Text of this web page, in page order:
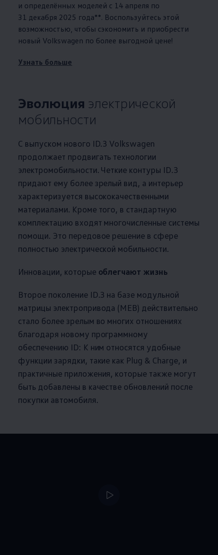
и определённых моделей с 14 апреля по
31 декабря 2025 года**. Воспользуйтесь этой
возможностью, чтобы сэкономить и приобрести
новый Volkswagen по более выгодной цене!
Узнать больше
Эволюция электрической
мобильности
С выпуском нового ID.3 Volkswagen
продолжает продвигать технологии
электромобильности. Четкие контуры ID.3
придают ему более зрелый вид, а интерьер
характеризуется высококачественными
материалами. Кроме того, в стандартную
комплектацию входят многочисленные системы
помощи. Это передовое решение в сфере
полностью электрической мобильности.
Инновации, которые облегчают жизнь
Второе поколение ID.3 на базе модульной
матрицы электропривода (MEB) действительно
стало более зрелым во многих отношениях
благодаря новому программному
обеспечению ID: К ним относятся удобные
функции зарядки, такие как Plug & Charge, и
практичные приложения, которые также могут
быть добавлены в качестве обновлений после
покупки автомобиля.